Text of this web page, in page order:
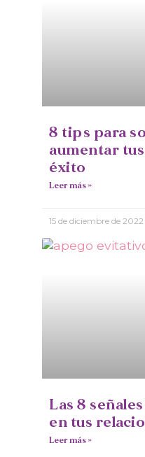
8 tips para
aumentar
éxito
Leer más »
15 de diciembre de 2022
Las 8
en tus
Leer más »